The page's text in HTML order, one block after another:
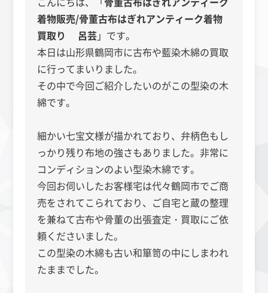
着物販売/骨董古布はぎれアンティーク着物
買取り 呂芸」 です。
本日は山形県鶴岡市に古布や藍染木綿の買取
に行ってまいりました。
その中で今回ご紹介したいのがこの型染の木
綿です。
細かい七宝文様が描かれており、弁柄色もし
っかり残り布地の強さもありました。非常に
コンディションのよい型染木綿です。
今回お伺いしたお客様宅は代々鶴岡市でご商
売をされてこられており、ご自宅と蔵の整理
を兼ねて古布や骨董の出張査定・買取にご依
頼くださいました。
この型染の木綿も古い和箪笥の中にしまわれ
たままでした。